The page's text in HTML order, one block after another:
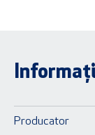
Producator